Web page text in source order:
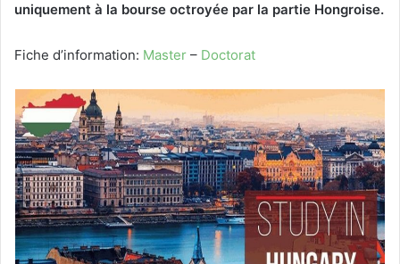
uniquement à la bourse octroyée par la partie Hongroise.
Fiche d’information: Master – Doctorat